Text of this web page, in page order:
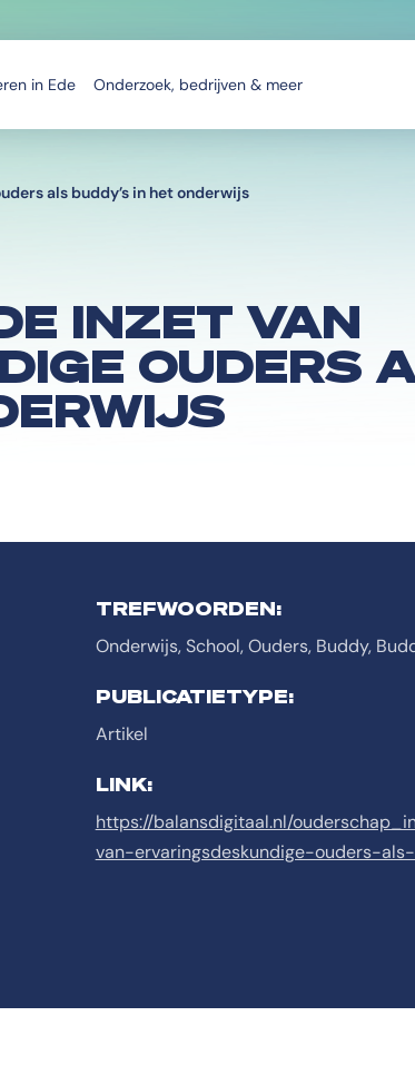
in Ede Onderzoek, bedrijven & meer
als buddy’s in het onderwijs
INZET VAN
OUDERS
TREFWOORDEN:
Onderwijs, School, Ouders, Buddy,
PUBLICATIETYPE:
Artikel
LINK:
https://balansdigitaal.nl/
van-ervaringsdeskundige-ouders-